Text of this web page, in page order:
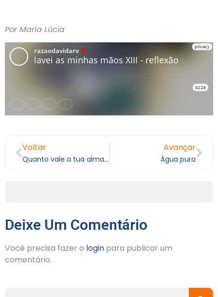
Por Maria Lúcia
Voltar
Quanto vale a tua alma? V
Avançar
Água pura
Deixe Um Comentário
Você precisa fazer o login para publicar um
comentário.